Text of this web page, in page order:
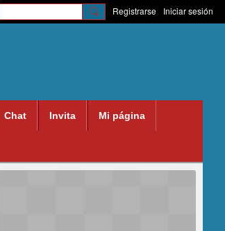
Registrarse Iniciar sesión
Chat Invita Mi página